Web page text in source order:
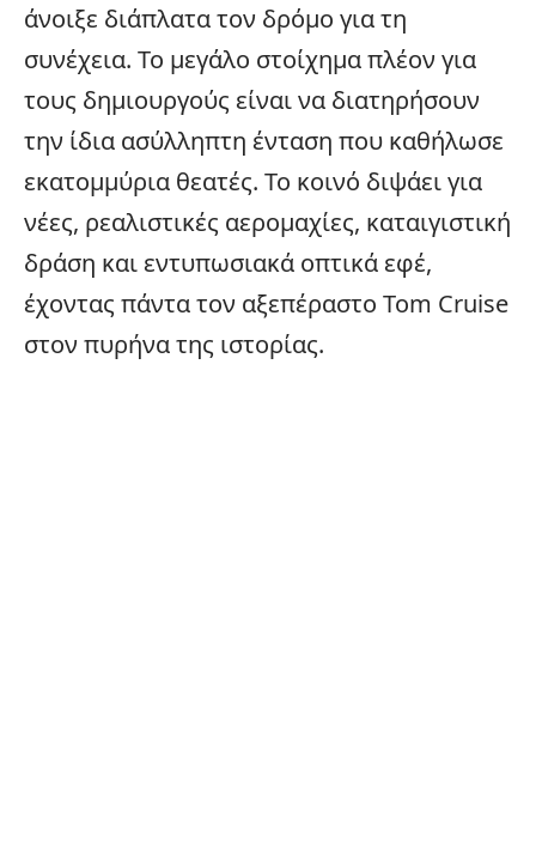
άνοιξε διάπλατα τον δρόμο για τη
συνέχεια. Το μεγάλο στοίχημα πλέον για
τους δημιουργούς είναι να διατηρήσουν
την ίδια ασύλληπτη ένταση που καθήλωσε
εκατομμύρια θεατές. Το κοινό διψάει για
νέες, ρεαλιστικές αερομαχίες, καταιγιστική
δράση και εντυπωσιακά οπτικά εφέ,
έχοντας πάντα τον αξεπέραστο Tom Cruise
στον πυρήνα της ιστορίας.